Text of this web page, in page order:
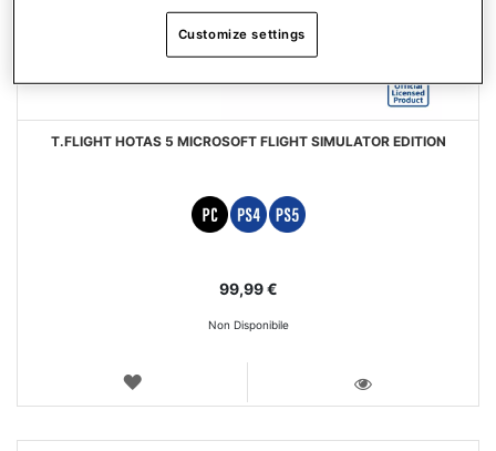
T.FLIGHT HOTAS 5 MICROSOFT FLIGHT SIMULATOR EDITION
99,99 €
Non Disponibile
LISTA
Customize settings